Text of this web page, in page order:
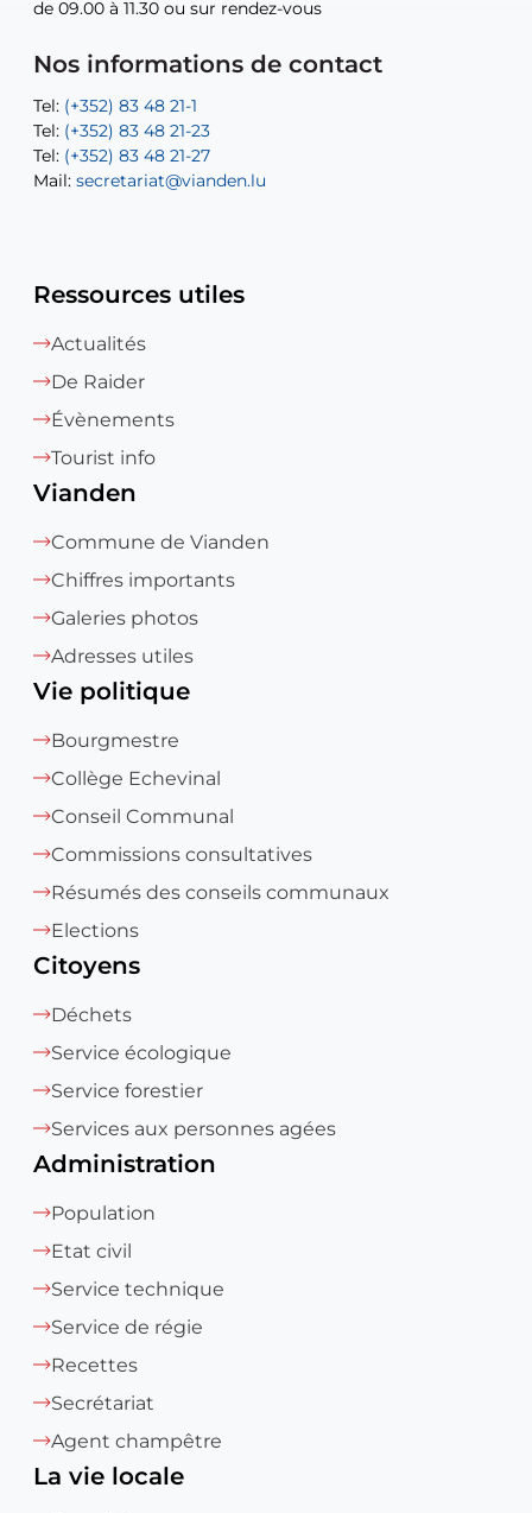
de 09.00 à 11.30 ou sur rendez-vous
Nos informations de contact
Tel: (+352) 83 48 21-1
Tel: (+352) 83 48 21-23
Tel: (+352) 83 48 21-27
Mail: secretariat@vianden.lu
de 09.00 à 11.30 ou sur rendez-vous
Tel: (+352) 83 48 21-20
Tel: (+352) 83 48 21-22
Mail:sofia.carvalho@vianden.lu
Mail: diane.storn@vianden.lu
Mail:recette@vianden.lu
Tel:(+352) 83 48 21-31
Tel:Permanence (Fuite d’eau) : 83 48 21 61
Ressources utiles
Actualités
De Raider
Évènements
Tourist info
Vianden
Commune de Vianden
Chiffres importants
Galeries photos
Adresses utiles
Vie politique
Bourgmestre
Collège Echevinal
Conseil Communal
Commissions consultatives
Résumés des conseils communaux
Elections
Citoyens
Déchets
Service écologique
Service forestier
Services aux personnes agées
Administration
Population
Etat civil
Service technique
Service de régie
Recettes
Secrétariat
Agent champêtre
La vie locale